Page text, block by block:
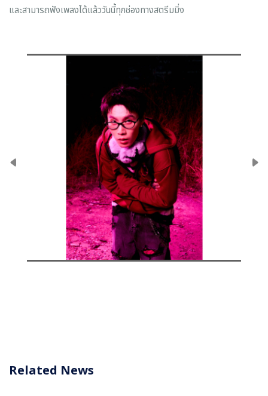
และสามารถฟังเพลงได้แล้ววันนี้ทุกช่องทางสตรีมมิ่ง
Related News